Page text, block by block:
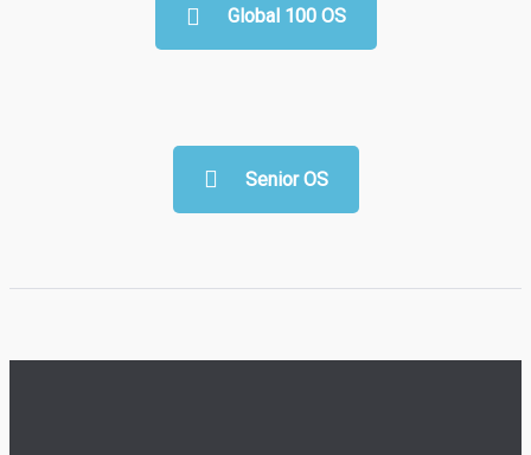
Global 100 OS
Senior OS